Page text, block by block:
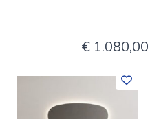
€ 1.080,00